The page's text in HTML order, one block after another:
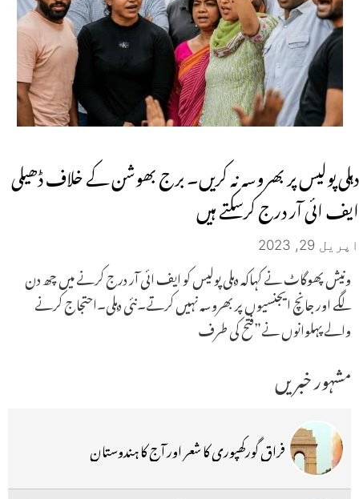
دہلی پولیس پر بھروسہ نہ کریں۔ برج بھوشن کے خلاف ڈھیلی
ایف ائی آر درج کرسکتے ہیں
اپریل 29, 2023
ونیش پھوگاٹ نے کہاکہ دہلی پولیس کو ایف ائی آر درج کرنے میں چھ دن
لگے اور جانچ ایجنسیوں پر بھروسہ نہیں کرتے۔نئی دہلی۔احتجاج کرنے
والے پہلوانوں نے”فتح کی طرف
مشہور خبریں
فراق گورکھپوری کا شعر اور آج کا ہندوستان